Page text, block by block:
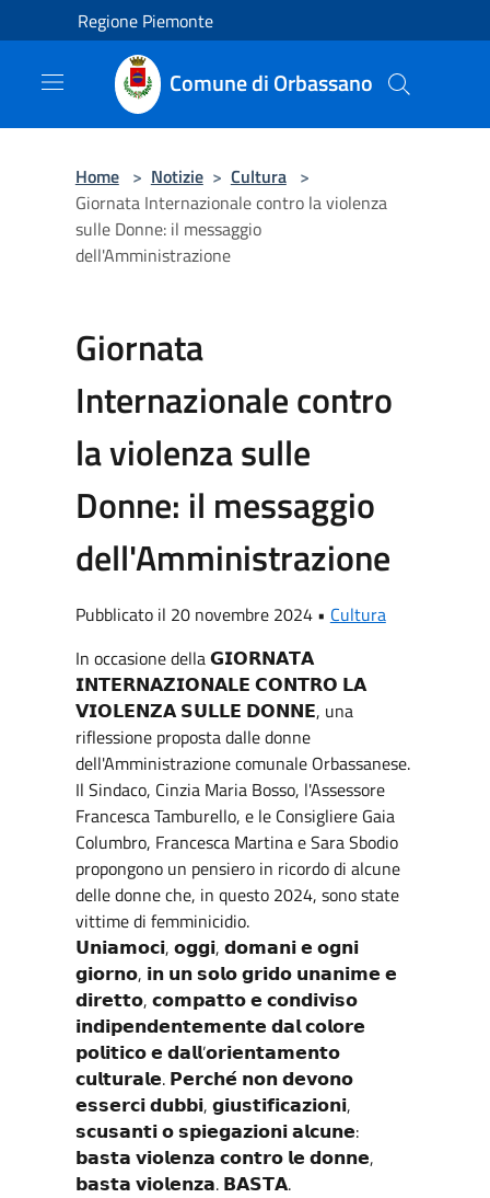
Salta al contenuto principale
Regione Piemonte
Comune di Orbassano
Home > Notizie > Cultura >
Giornata Internazionale contro la violenza
sulle Donne: il messaggio
dell'Amministrazione
Giornata
Internazionale contro
la violenza sulle
Donne: il messaggio
dell'Amministrazione
Pubblicato il 20 novembre 2024 • Cultura
In occasione della 𝗚𝗜𝗢𝗥𝗡𝗔𝗧𝗔
𝗜𝗡𝗧𝗘𝗥𝗡𝗔𝗭𝗜𝗢𝗡𝗔𝗟𝗘 𝗖𝗢𝗡𝗧𝗥𝗢 𝗟𝗔
𝗩𝗜𝗢𝗟𝗘𝗡𝗭𝗔 𝗦𝗨𝗟𝗟𝗘 𝗗𝗢𝗡𝗡𝗘, una
riflessione proposta dalle donne
dell'Amministrazione comunale Orbassanese.
Il Sindaco, Cinzia Maria Bosso, l'Assessore
Francesca Tamburello, e le Consigliere Gaia
Columbro, Francesca Martina e Sara Sbodio
propongono un pensiero in ricordo di alcune
delle donne che, in questo 2024, sono state
vittime di femminicidio.
𝗨𝗻𝗶𝗮𝗺𝗼𝗰𝗶, 𝗼𝗴𝗴𝗶, 𝗱𝗼𝗺𝗮𝗻𝗶 𝗲 𝗼𝗴𝗻𝗶
𝗴𝗶𝗼𝗿𝗻𝗼, 𝗶𝗻 𝘂𝗻 𝘀𝗼𝗹𝗼 𝗴𝗿𝗶𝗱𝗼 𝘂𝗻𝗮𝗻𝗶𝗺𝗲 𝗲
𝗱𝗶𝗿𝗲𝘁𝘁𝗼, 𝗰𝗼𝗺𝗽𝗮𝘁𝘁𝗼 𝗲 𝗰𝗼𝗻𝗱𝗶𝘃𝗶𝘀𝗼
𝗶𝗻𝗱𝗶𝗽𝗲𝗻𝗱𝗲𝗻𝘁𝗲𝗺𝗲𝗻𝘁𝗲 𝗱𝗮𝗹 𝗰𝗼𝗹𝗼𝗿𝗲
𝗽𝗼𝗹𝗶𝘁𝗶𝗰𝗼 𝗲 𝗱𝗮𝗹𝗹’𝗼𝗿𝗶𝗲𝗻𝘁𝗮𝗺𝗲𝗻𝘁𝗼
𝗰𝘂𝗹𝘁𝘂𝗿𝗮𝗹𝗲. 𝗣𝗲𝗿𝗰𝗵𝗲́ 𝗻𝗼𝗻 𝗱𝗲𝘃𝗼𝗻𝗼
𝗲𝘀𝘀𝗲𝗿𝗰𝗶 𝗱𝘂𝗯𝗯𝗶, 𝗴𝗶𝘂𝘀𝘁𝗶𝗳𝗶𝗰𝗮𝘇𝗶𝗼𝗻𝗶,
𝘀𝗰𝘂𝘀𝗮𝗻𝘁𝗶 𝗼 𝘀𝗽𝗶𝗲𝗴𝗮𝘇𝗶𝗼𝗻𝗶 𝗮𝗹𝗰𝘂𝗻𝗲:
𝗯𝗮𝘀𝘁𝗮 𝘃𝗶𝗼𝗹𝗲𝗻𝘇𝗮 𝗰𝗼𝗻𝘁𝗿𝗼 𝗹𝗲 𝗱𝗼𝗻𝗻𝗲,
𝗯𝗮𝘀𝘁𝗮 𝘃𝗶𝗼𝗹𝗲𝗻𝘇𝗮. 𝗕𝗔𝗦𝗧𝗔.